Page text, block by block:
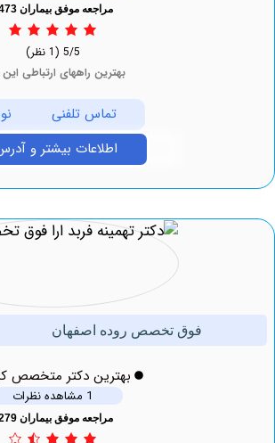
مراجعه موفق بیماران 2473
بهترین راههای ارتباطی این دکتر
تماس تلفنی
نوبت دهی
اطلاعات بیشتر و آدرس
فوق تخصص روده اصفهان
بهترین دکتر متخصص کبد زنجان
مراجعه موفق بیماران 3279